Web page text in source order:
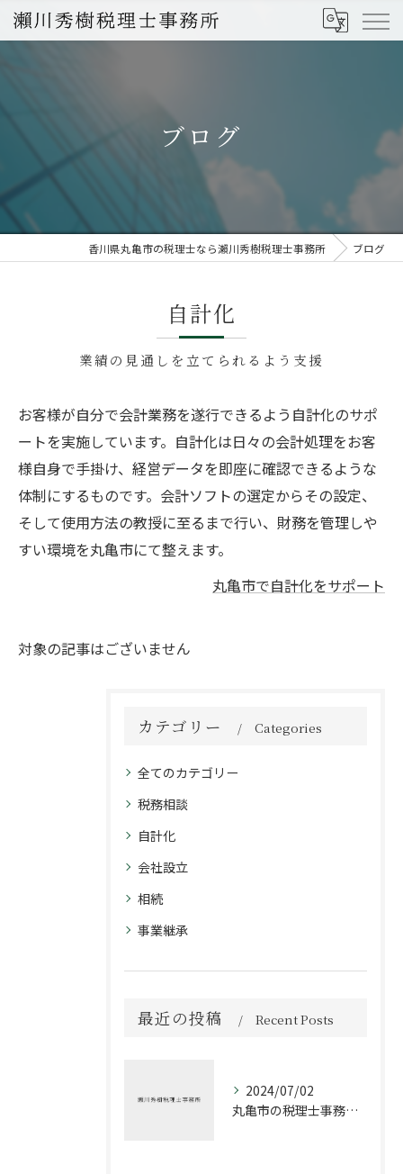
ブログ
香川県丸亀市の税理士なら瀨川秀樹税理士事務所 ブログ
自計化
業績の見通しを立てられるよう支援
お客様が自分で会計業務を遂行できるよう自計化のサポ
ートを実施しています。自計化は日々の会計処理をお客
様自身で手掛け、経営データを即座に確認できるような
体制にするものです。会計ソフトの選定からその設定、
そして使用方法の教授に至るまで行い、財務を管理しや
すい環境を丸亀市にて整えます。
丸亀市で自計化をサポート
対象の記事はございません
カテゴリー Categories
全てのカテゴリー
税務相談
自計化
会社設立
相続
事業継承
最近の投稿 Recent Posts
2024/07/02
丸亀市の税理士事務所が相続・贈与で失敗しないためのポイントをご紹介します。